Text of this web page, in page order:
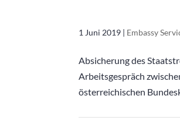
1 Juni 2019 | Embassy
Absicherung des
Arbeitsgespräch
österreichischen